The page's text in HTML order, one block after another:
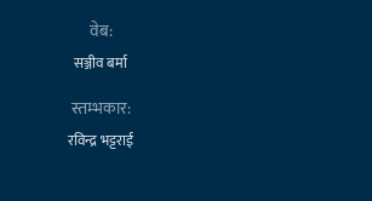
वेब:
सञ्जीव बर्मा
स्तम्भकार:
रविन्द्र भट्टराई